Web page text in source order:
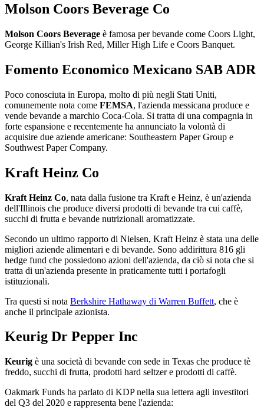
Molson Coors Beverage Co
Molson Coors Beverage è famosa per bevande come Coors Light,
George Killian's Irish Red, Miller High Life e Coors Banquet.
Fomento Economico Mexicano SAB ADR
Poco conosciuta in Europa, molto di più negli Stati Uniti,
comunemente nota come FEMSA, l'azienda messicana produce e
vende bevande a marchio Coca-Cola. Si tratta di una compagnia in
forte espansione e recentemente ha annunciato la volontà di
acquisire due aziende americane: Southeastern Paper Group e
Southwest Paper Company.
Kraft Heinz Co
Kraft Heinz Co, nata dalla fusione tra Kraft e Heinz, è un'azienda
dell'Illinois che produce diversi prodotti di bevande tra cui caffè,
succhi di frutta e bevande nutrizionali aromatizzate.
Secondo un ultimo rapporto di Nielsen, Kraft Heinz è stata una delle
migliori aziende alimentari e di bevande. Sono addirittura 816 gli
hedge fund che possiedono azioni dell'azienda, da ciò si nota che si
tratta di un'azienda presente in praticamente tutti i portafogli
istituzionali.
Tra questi si nota Berkshire Hathaway di Warren Buffett, che è
anche il principale azionista.
Keurig Dr Pepper Inc
Keurig è una società di bevande con sede in Texas che produce tè
freddo, succhi di frutta, prodotti hard seltzer e prodotti di caffè.
Oakmark Funds ha parlato di KDP nella sua lettera agli investitori
del Q3 del 2020 e rappresenta bene l'azienda: